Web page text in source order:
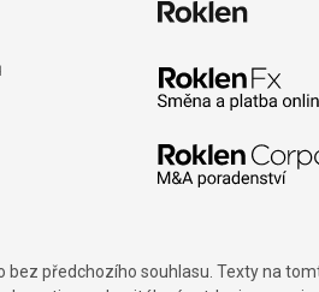
předchozího souhlasu. Texty na